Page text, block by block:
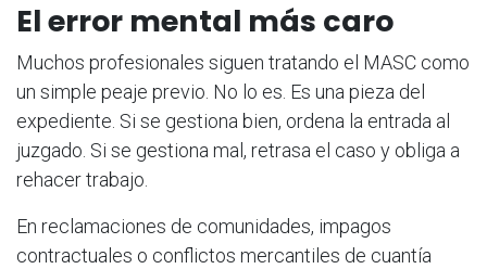
El error mental más caro
Muchos profesionales siguen tratando el MASC como
un simple peaje previo. No lo es. Es una pieza del
expediente. Si se gestiona bien, ordena la entrada al
juzgado. Si se gestiona mal, retrasa el caso y obliga a
rehacer trabajo.
En reclamaciones de comunidades, impagos
contractuales o conflictos mercantiles de cuantía